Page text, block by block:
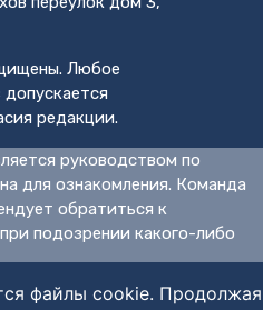
Любое
редакции.
руководством по
для ознакомления. Команда
обратиться к
подозрении какого-либо
НЕОБХОДИМА
файлы cookie. Продолжая